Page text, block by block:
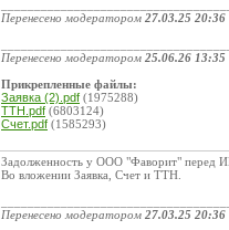
Перенесено модератором 27.03.25 20:36
Перенесено модератором 25.06.26 13:35
Прикрепленные файлы:
Заявка (2).pdf (1975288)
ТТН.pdf (6803124)
Счет.pdf (1585293)
Задолженность у ООО "Фаворит" перед
Во вложении Заявка, Счет и ТТН.
Перенесено модератором 27.03.25 20:36